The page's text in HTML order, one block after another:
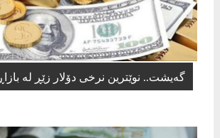
گەیشت.. نوێترین نرخی دۆلار زێڕ لە